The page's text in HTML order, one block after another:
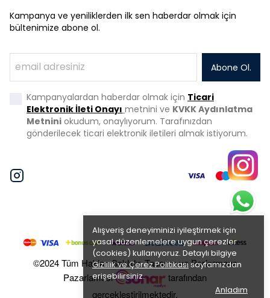
Alışveriş deneyiminizi iyileştirmek için
yasal düzenlemelere uygun çerezler
(cookies) kullanıyoruz. Detaylı bilgiye
Gizlilik ve Çerez Politikasısayfamızdan
erişebilirsiniz.
Anladım
Kampanya ve yeniliklerden ilk sen haberdar olmak için
bültenimize abone ol.
Abone Ol.
Kampanyalardan haberdar olmak için Ticari
Elektronik İleti Onayı metnini ve KVKK Aydınlatma
Metnini okudum, onaylıyorum. Tarafınızdan
gönderilecek ticari elektronik iletileri almak istiyorum.
©2024 Tüm Hakları Saklıdır. Tasarım ve Performans
Pazarlaması
tarafından
gerçekleştirilmektedir.